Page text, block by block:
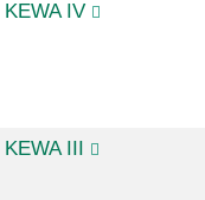
KEWA IV
KEWA III